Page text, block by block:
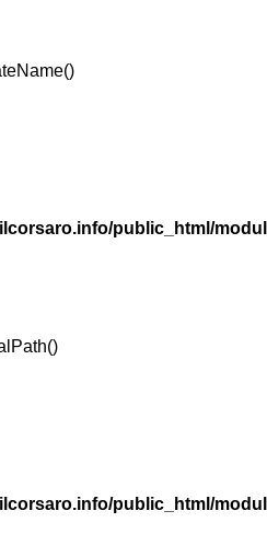
public_html/
public_html/